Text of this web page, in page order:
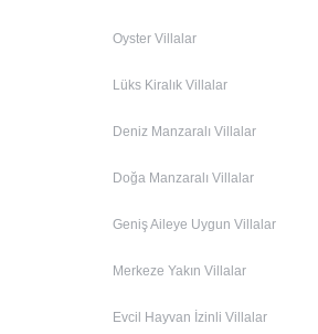
Oyster Villalar
Lüks Kiralık Villalar
Deniz Manzaralı Villalar
Doğa Manzaralı Villalar
Geniş Aileye Uygun Villalar
Merkeze Yakın Villalar
Evcil Hayvan İzinli Villalar